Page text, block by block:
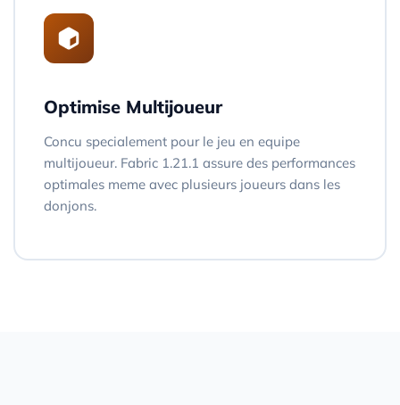
Optimise Multijoueur
Concu specialement pour le jeu en equipe
multijoueur. Fabric 1.21.1 assure des performances
optimales meme avec plusieurs joueurs dans les
donjons.